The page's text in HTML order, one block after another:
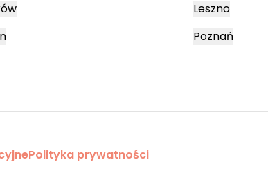
Leszno
Poznań
Polityka prywatności